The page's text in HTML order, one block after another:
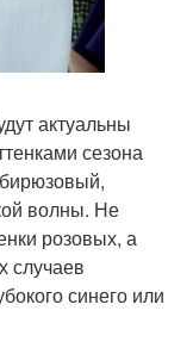
актуальны
сезона
волны. Не
розовых, а
случаев
синего или